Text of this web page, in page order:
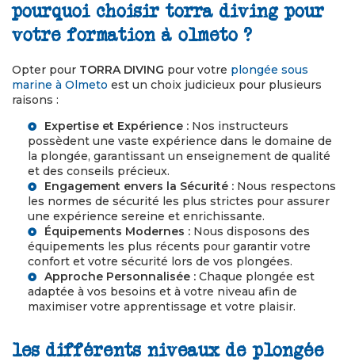
pourquoi choisir torra diving pour
votre formation à olmeto ?
Opter pour TORRA DIVING pour votre plongée sous
marine à Olmeto est un choix judicieux pour plusieurs
raisons :
Expertise et Expérience : Nos instructeurs
possèdent une vaste expérience dans le domaine de
la plongée, garantissant un enseignement de qualité
et des conseils précieux.
Engagement envers la Sécurité : Nous respectons
les normes de sécurité les plus strictes pour assurer
une expérience sereine et enrichissante.
Équipements Modernes : Nous disposons des
équipements les plus récents pour garantir votre
confort et votre sécurité lors de vos plongées.
Approche Personnalisée : Chaque plongée est
adaptée à vos besoins et à votre niveau afin de
maximiser votre apprentissage et votre plaisir.
les différents niveaux de plongée